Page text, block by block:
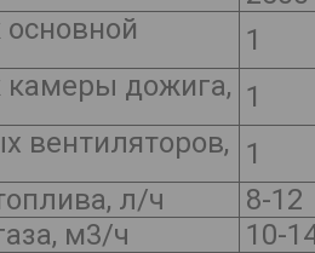
1
камеры дожига, 1
вентиляторов, 1
л/ч
8-12
м3/ч
10-